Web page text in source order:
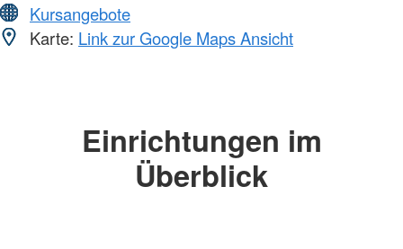
Kursangebote
Karte: Link zur Google Maps Ansicht
Einrichtungen im
Überblick